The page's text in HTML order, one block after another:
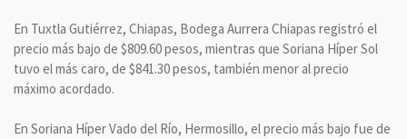
En Tuxtla Gutiérrez, Chiapas, Bodega Aurrera Chiapas registró el
precio más bajo de $809.60 pesos, mientras que Soriana Híper Sol
tuvo el más caro, de $841.30 pesos, también menor al precio
máximo acordado.
En Soriana Híper Vado del Río, Hermosillo, el precio más bajo fue de